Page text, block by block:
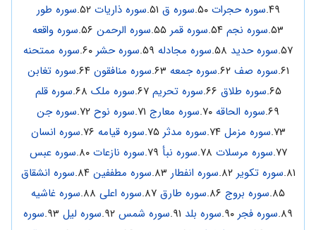
۴۹. سوره حجرات ۵۰. سوره ق سوره ذاریات ۵۲.
سوره طور
۵۳. سوره نجم سوره قمر سوره الرحمن
سوره واقعه
۵۷. سوره حدید سوره مجادله سوره حشر
سوره ممتحنه
۶۱. سوره صف ۶۲. سوره جمعه سوره منافقون ۶۴.
سوره تغابن
۶۵. سوره طلاق سوره تحریم ۶۷. سوره ملک
سوره قلم
۶۹. سوره الحاقه سوره معارج سوره نوح
سوره جن
۷۳. سوره مزمل ۷۴. سوره مدثر ۷۵. سوره قیامه
سوره انسان
۷۷. سوره مرسلات سوره نبأ سوره نازعات ۸۰.
سوره عبس
۸۱. سوره تکویر ۸۲. سوره انفطار سوره مطففین ۸۴.
سوره انشقاق
۸۵. سوره بروج سوره طارق سوره اعلی
سوره غاشیه
۸۹. سوره فجر سوره بلد سوره شمس سوره لیل
سوره